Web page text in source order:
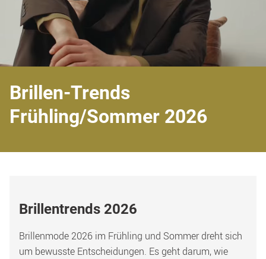
Brillen-Trends
Frühling/Sommer 2026
Brillentrends 2026
Brillenmode 2026 im Frühling und Sommer dreht sich
um bewusste Entscheidungen. Es geht darum, wie